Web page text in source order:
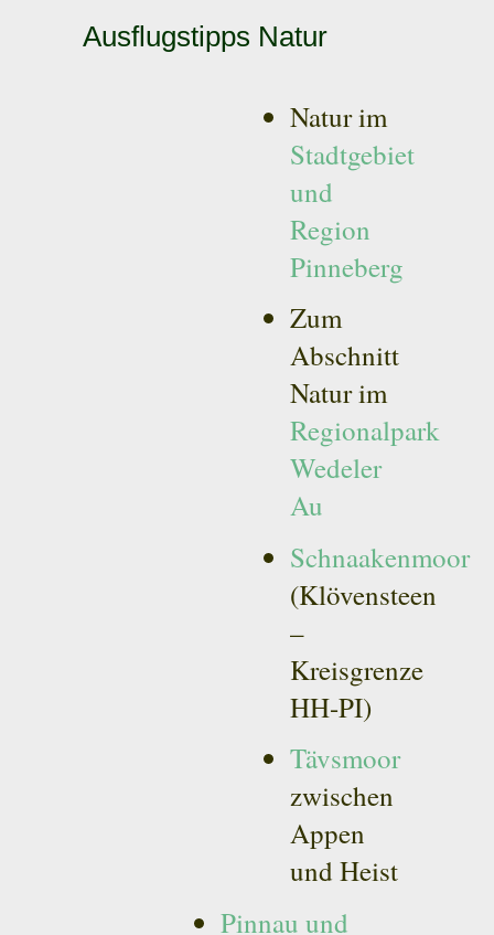
Ausflugstipps Natur
Natur im
Stadtgebiet
und
Region
Pinneberg
Zum
Abschnitt
Natur im
Regionalpark
Wedeler
Au
Schnaakenmoor
(Klövensteen
–
Kreisgrenze
HH-PI)
Tävsmoor
zwischen
Appen
und Heist
Pinnau und